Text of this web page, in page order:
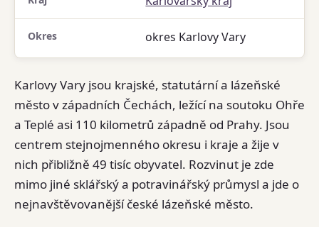
Okres okres Karlovy Vary
Karlovy Vary jsou krajské, statutární a lázeňské
město v západních Čechách, ležící na soutoku Ohře
a Teplé asi 110 kilometrů západně od Prahy. Jsou
centrem stejnojmenného okresu i kraje a žije v
nich přibližně 49 tisíc obyvatel. Rozvinut je zde
mimo jiné sklářský a potravinářský průmysl a jde o
nejnavštěvovanější české lázeňské město.